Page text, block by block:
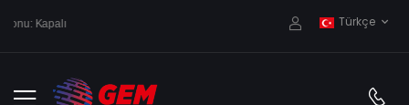
Kapalı Türkçe